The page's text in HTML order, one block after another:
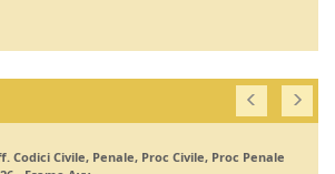
- Esame Avv